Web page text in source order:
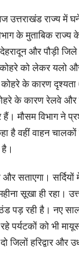
उत्तराखंड राज्य में
के मुताबिक राज्य
देहरादून और पौड़ी जिले
कोहरे को लेकर यलो
कोहरे के कारण
के कारण रेलवे और
मौसम विभाग ने
है वहीं वाहन चालकों
सताएगा। सर्दियों
सूखा ही रहा।
पड़ रही है। नए
पर्यटकों को भी
जिलों हरिद्वार और